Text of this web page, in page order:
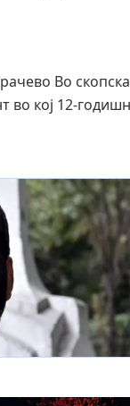
Во
во кој 12-